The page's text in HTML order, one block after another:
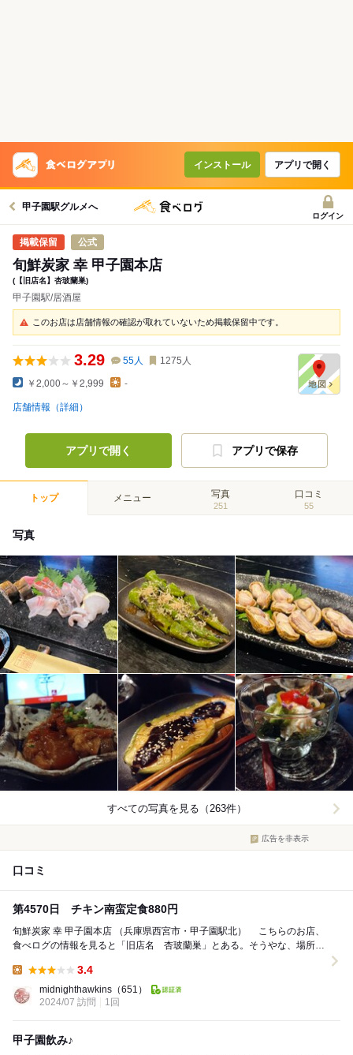
インストール アプリで開く
甲子園駅グルメへ
ログイン
公式
旬鮮炭家 幸 甲子園本店
(【旧店名】杏玻蘭巣)
甲子園駅/居酒屋
このお店は店舗情報の確認が取れていないため掲載保留中です。
3.29 55人 1275 人
￥2,000～￥2,999 -
店舗情報（詳細）
アプリで開く アプリで保存
トップ メニュー 写真
251
口コミ
55
写真
すべての写真を見る（263件）
広告を非表示
口コミ
第4570日 チキン南蛮定食880円
旬鮮炭家 幸 甲子園本店 （兵庫県西宮市・甲子園駅北） こちらのお店、
食べログの情報を見ると「旧店名 杏玻蘭巣」とある。そうやな、場所的
3.4
midnighthawkins （651）
2024/07 訪問
1回
甲子園飲み♪